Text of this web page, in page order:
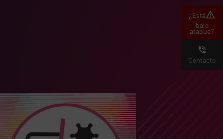
¿Está
bajo
ataque?
Contacto